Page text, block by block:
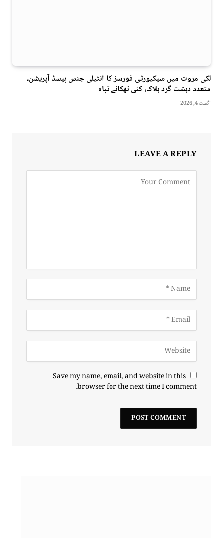
لکی مروت میں سیکیورٹی فورسز کا انٹیلی جنس بیسڈ آپریشن،
متعدد دہشت گرد ہلاک، کئی ٹھکانے تباہ
اگست 4, 2026
LEAVE A REPLY
Save my name, email, and website in this
browser for the next time I comment.